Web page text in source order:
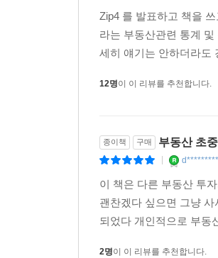
Zip4 를 발표하고 책을
라는 부동산관련 통계
세히 얘기는 안하더라도
12명이 이 리뷰를 추천합니다.
종이책 구매 부동산 초
이 책은 다른 부동산 투
괜찬겠다 싶으면 그냥
되었다 개인적으로 부동
2명이 이 리뷰를 추천합니다.